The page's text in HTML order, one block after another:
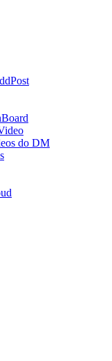
do DM